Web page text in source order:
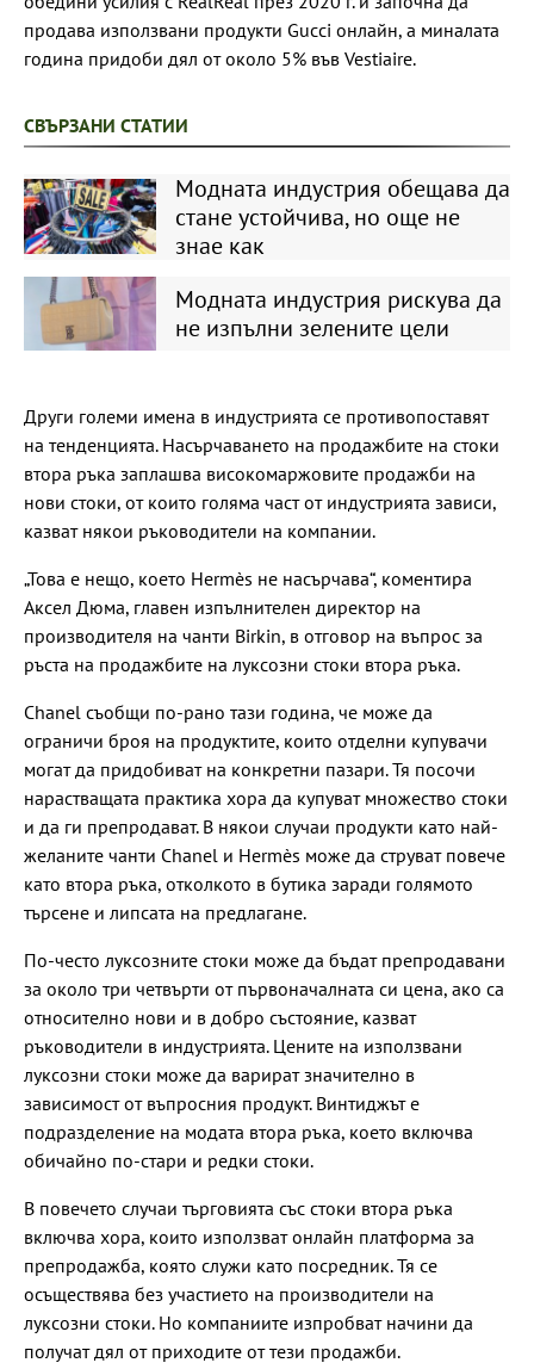
продава използвани продукти Gucci онлайн, а миналата
година придоби дял от около 5% във Vestiaire.
СВЪРЗАНИ СТАТИИ
Модната индустрия обещава да
стане устойчива, но още не
знае как
Модната индустрия рискува да
не изпълни зелените цели
Други големи имена в индустрията се противопоставят
на тенденцията. Насърчаването на продажбите на стоки
втора ръка заплашва високомаржовите продажби на
нови стоки, от които голяма част от индустрията зависи,
казват някои ръководители на компании.
„Това е нещо, което Hermès не насърчава“, коментира
Аксел Дюма, главен изпълнителен директор на
производителя на чанти Birkin, в отговор на въпрос за
ръста на продажбите на луксозни стоки втора ръка.
Chanel съобщи по-рано тази година, че може да
ограничи броя на продуктите, които отделни купувачи
могат да придобиват на конкретни пазари. Тя посочи
нарастващата практика хора да купуват множество стоки
и да ги препродават. В някои случаи продукти като най-
желаните чанти Chanel и Hermès може да струват повече
като втора ръка, отколкото в бутика заради голямото
търсене и липсата на предлагане.
По-често луксозните стоки може да бъдат препродавани
за около три четвърти от първоначалната си цена, ако са
относително нови и в добро състояние, казват
ръководители в индустрията. Цените на използвани
луксозни стоки може да варират значително в
зависимост от въпросния продукт. Винтиджът е
подразделение на модата втора ръка, което включва
обичайно по-стари и редки стоки.
В повечето случаи търговията със стоки втора ръка
включва хора, които използват онлайн платформа за
препродажба, която служи като посредник. Тя се
осъществява без участието на производители на
луксозни стоки. Но компаниите изпробват начини да
получат дял от приходите от тези продажби.